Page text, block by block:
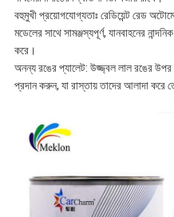
বহুমুখী প্রয়োগযোগ্যতাঃ রেডিয়েন্ট রেড
মডেলের সাথে সামঞ্জস্যপূর্ণ, যানবাহনের
করে।
অনন্য রঙের প্যালেট: উজ্জ্বল লাল রঙের উপর
প্রদান করুন, যা রাস্তায় তাদের আলাদা করে